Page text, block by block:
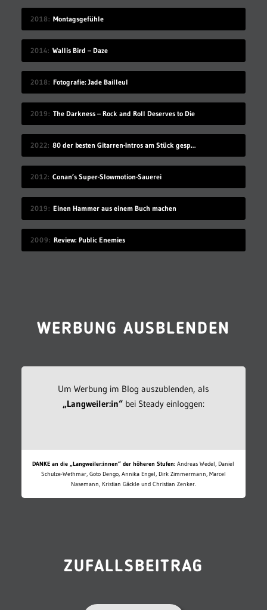
2018 Montagsgefühle
2014 Wallis Bird – Daze
2018 Fotografie: Jade Bailleul
2019 The Darkness – Rock and Roll Deserves to Die
2022 80 der besten Gitarren-Intros am Stück gespielt
2012 Conan’s Super-Slowmotion-Sauerei
2019 Einen Hammer aus einem Buch machen
2009 Review: Public Enemies
WERBUNG AUSBLENDEN
Um Werbung im Blog auszublenden, als
„Langweiler:in“bei Steady einloggen:
DANKE an die „Langweiler:innen“ der höheren Stufen: Andreas Wedel, Daniel
Schulze-Wethmar, Goto Dengo, Annika Engel, Dirk Zimmermann, Marcel
Nasemann, Kristian Gäckle und Christian Zenker.
ZUFALLSBEITRAG